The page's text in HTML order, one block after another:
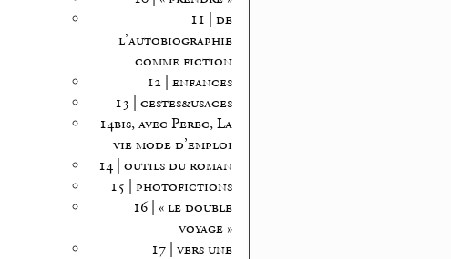
11 | de
l’autobiographie
comme fiction
12 | enfances
13 | gestes&usages
14bis, avec Perec, La
vie mode d’emploi
14 | outils du roman
15 | photofictions
16 | « le double
voyage »
17 | vers une